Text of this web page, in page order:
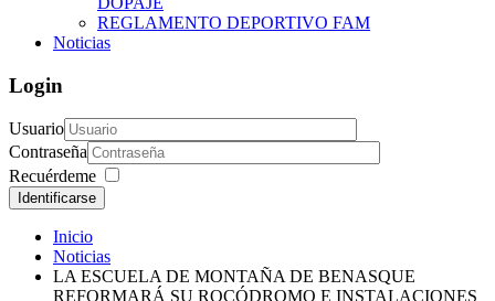
REGLAMENTO DEPORTIVO FAM
Noticias
Login
Usuario
Contraseña
Recuérdeme
Identificarse
Inicio
Noticias
LA ESCUELA DE MONTAÑA DE BENASQUE
REFORMARÁ SU ROCÓDROMO E INSTALACIONES